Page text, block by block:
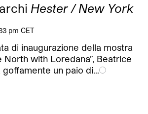
Hester / New York
pm CET
di inaugurazione della mostra
North with Loredana”, Beatrice
goffamente un paio di…